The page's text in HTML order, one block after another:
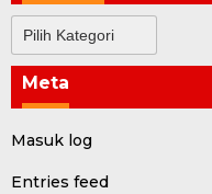
Meta
Masuk log
Entries feed